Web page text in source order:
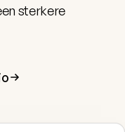
sterkere